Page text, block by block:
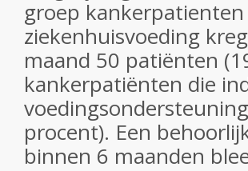
groep
ziekenhuisvoeding
maand 50 patiënten
kankerpatiënten die
procent). Een
binnen 6 maanden